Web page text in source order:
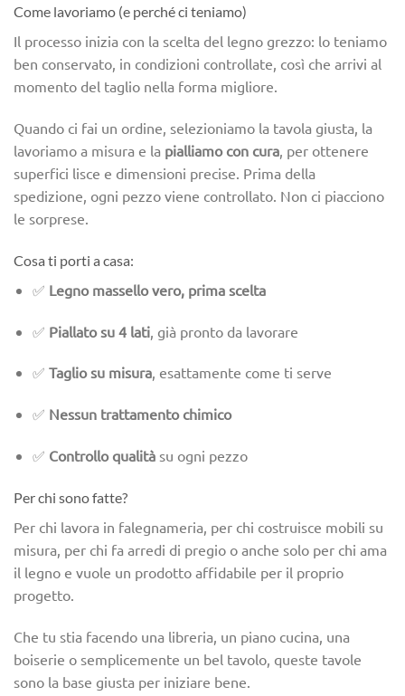
Come lavoriamo (e perché ci teniamo)
Il processo inizia con la scelta del legno grezzo: lo teniamo
ben conservato, in condizioni controllate, così che arrivi al
momento del taglio nella forma migliore.
Quando ci fai un ordine, selezioniamo la tavola giusta, la
lavoriamo a misura e la pialliamo con cura, per ottenere
superfici lisce e dimensioni precise. Prima della
spedizione, ogni pezzo viene controllato. Non ci piacciono
le sorprese.
Cosa ti porti a casa:
✅ Legno massello vero, prima scelta
✅ Piallato su 4 lati, già pronto da lavorare
✅ Taglio su misura, esattamente come ti serve
✅ Nessun trattamento chimico
✅ Controllo qualitàsu ogni pezzo
Per chi sono fatte?
Per chi lavora in falegnameria, per chi costruisce mobili su
misura, per chi fa arredi di pregio o anche solo per chi ama
il legno e vuole un prodotto affidabile per il proprio
progetto.
Che tu stia facendo una libreria, un piano cucina, una
boiserie o semplicemente un bel tavolo, queste tavole
sono la base giusta per iniziare bene.